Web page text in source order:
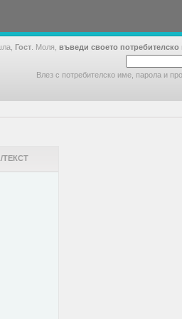
Гост . Моля, въведи своето потребителско
Влез с потребителско име, парола и